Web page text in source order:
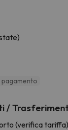
pagamento
/
(verifica tariffa)